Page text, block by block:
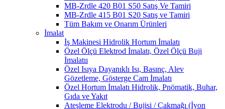
MB-Zrdle 420 B01 S50 Satış Ve Tamiri
MB-Zrdle 415 B01 S20 Satış ve Tamiri
Tüm Bakım ve Onarım Ürünleri
İmalat
İş Makinesi Hidrolik Hortum İmalatı
Özel Ölçü Elektrod İmalatı, Özel Ölçü Buji
İmalatıı
Özel Isıya Dayanıklı Isı, Basınç, Alev
Gözetleme, Gösterge Cam İmalatı
Özel Hortum İmalatı Hidrolik, Pnömatik, Buhar,
Gıda ve Yakıt
Ateşleme Elektrodu / Bujisi / Çakmağı (İyon